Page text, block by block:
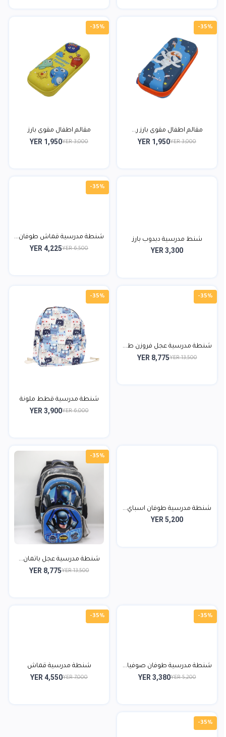
-35%
مقالم اطفال مقوى بارز ر...
YER 3,000
YER 1,950
-35%
مقالم اطفال مقوى بارز
YER 3,000
YER 1,950
شنط مدرسية دبدوب بارز
YER 3,300
-35%
شنطة مدرسية قماش طوفان...
YER 6,500
YER 4,225
-35%
شنطة مدرسية عجل فروزن ط...
YER 13,500
YER 8,775
-35%
شنطة مدرسية قطط ملونة
YER 6,000
YER 3,900
شنطة مدرسية طوفان اسباي...
YER 5,200
-35%
شنطة مدرسية عجل باتمان...
YER 13,500
YER 8,775
-35%
شنطة مدرسية طوفان صوفيا...
YER 5,200
YER 3,380
-35%
شنطة مدرسية قماش
YER 7,000
YER 4,550
-35%